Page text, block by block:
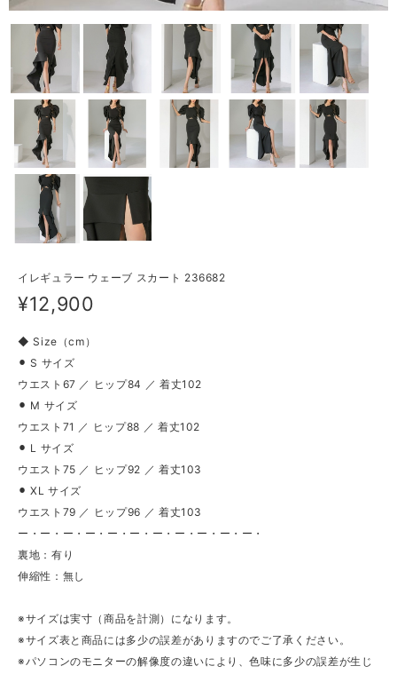
イレギュラー ウェーブ スカート 236682
¥12,900
◆ Size（cm）
⚫︎ S サイズ
ウエスト67 ／ ヒップ84 ／ 着丈102
⚫︎ M サイズ
ウエスト71 ／ ヒップ88 ／ 着丈102
⚫︎ L サイズ
ウエスト75 ／ ヒップ92 ／ 着丈103
⚫︎ XL サイズ
ウエスト79 ／ ヒップ96 ／ 着丈103
ー・ー・ー・ー・ー・ー・ー・ー・ー・ー・ー・
裏地：有り
伸縮性：無し
※サイズは実寸（商品を計測）になります。
※サイズ表と商品には多少の誤差がありますのでご了承ください。
※パソコンのモニターの解像度の違いにより、色味に多少の誤差が生じ